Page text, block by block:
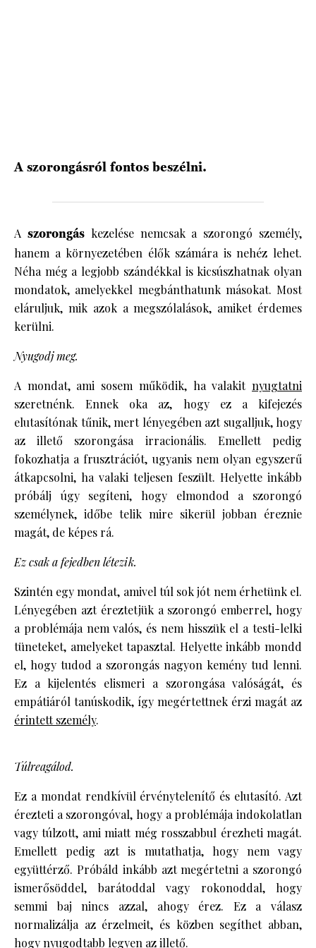
A szorongásról fontos beszélni.
A szorongáskezelése nemcsak a szorongó személy,
hanem a környezetében élők számára is nehéz lehet.
Néha még a legjobb szándékkal is kicsúszhatnak olyan
mondatok, amelyekkel megbánthatunk másokat. Most
eláruljuk, mik azok a megszólalások, amiket érdemes
kerülni.
Nyugodj meg.
A mondat, ami sosem működik, ha valakit nyugtatni
szeretnénk. Ennek oka az, hogy ez a kifejezés
elutasítónak tűnik, mert lényegében azt sugalljuk, hogy
az illető szorongása irracionális. Emellett pedig
fokozhatja a frusztrációt, ugyanis nem olyan egyszerű
átkapcsolni, ha valaki teljesen feszült. Helyette inkább
próbálj úgy segíteni, hogy elmondod a szorongó
személynek, időbe telik mire sikerül jobban éreznie
magát, de képes rá.
Ez csak a fejedben létezik.
Szintén egy mondat, amivel túl sok jót nem érhetünk el.
Lényegében azt éreztetjük a szorongó emberrel, hogy
a problémája nem valós, és nem hisszük el a testi-lelki
tüneteket, amelyeket tapasztal. Helyette inkább mondd
el, hogy tudod a szorongás nagyon kemény tud lenni.
Ez a kijelentés elismeri a szorongása valóságát, és
empátiáról tanúskodik, így megértettnek érzi magát az
érintett személy.
Túlreagálod.
Ez a mondat rendkívül érvénytelenítő és elutasító. Azt
érezteti a szorongóval, hogy a problémája indokolatlan
vagy túlzott, ami miatt még rosszabbul érezheti magát.
Emellett pedig azt is mutathatja, hogy nem vagy
együttérző. Próbáld inkább azt megértetni a szorongó
ismerősöddel, barátoddal vagy rokonoddal, hogy
semmi baj nincs azzal, ahogy érez. Ez a válasz
normalizálja az érzelmeit, és közben segíthet abban,
hogy nyugodtabb legyen az illető.